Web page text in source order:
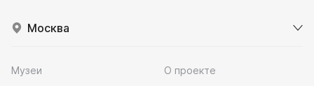
Москва
Музеи
О проекте